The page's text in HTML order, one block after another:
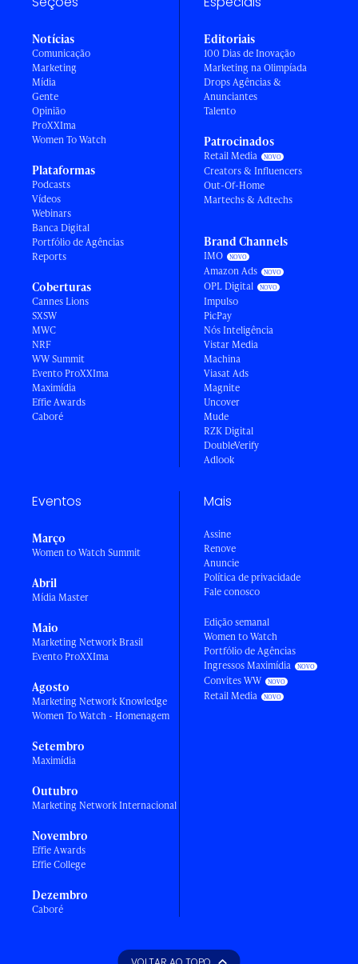
Notícias
Comunicação
Marketing
Mídia
Gente
Opinião
ProXXIma
Women To Watch
Plataformas
Podcasts
Vídeos
Webinars
Banca Digital
Portfólio de Agências
Reports
Coberturas
Cannes Lions
SXSW
MWC
NRF
WW Summit
Evento ProXXIma
Maximídia
Effie Awards
Caboré
Editoriais
100 Dias de Inovação
Marketing na Olimpíada
Drops Agências &
Anunciantes
Talento
Patrocinados
Retail Media
Creators & Influencers
Out-Of-Home
Martechs & Adtechs
Brand Channels
IMO
Amazon Ads
OPL Digital
Impulso
PicPay
Nós Inteligência
Vistar Media
Machina
Viasat Ads
Magnite
Uncover
Mude
RZK Digital
DoubleVerify
Adlook
Eventos
Março
Women to Watch Summit
Abril
Mídia Master
Maio
Marketing Network Brasil
Evento ProXXIma
Agosto
Marketing Network Knowledge
Women To Watch - Homenagem
Setembro
Maximídia
Outubro
Marketing Network Internacional
Novembro
Effie Awards
Effie College
Dezembro
Caboré
Mais
Assine
Renove
Anuncie
Política de privacidade
Fale conosco
Edição semanal
Women to Watch
Portfólio de Agências
Ingressos Maximídia
Convites WW
Retail Media